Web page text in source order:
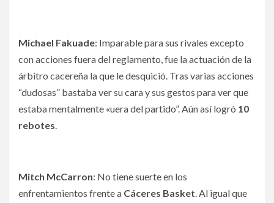
Michael Fakuade: Imparable para sus rivales excepto
con acciones fuera del reglamento, fue la actuación de la
árbitro cacereña la que le desquició. Tras varias acciones
“dudosas” bastaba ver su cara y sus gestos para ver que
estaba mentalmente «uera del partido”. Aún así logró 10
rebotes.
Mitch McCarron: No tiene suerte en los
enfrentamientos frente a Cáceres Basket. Al igual que